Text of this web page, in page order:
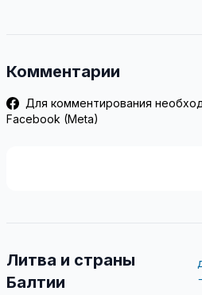
Комментарии
Для комментирования
Facebook (Meta)
Литва и страны
Балтии